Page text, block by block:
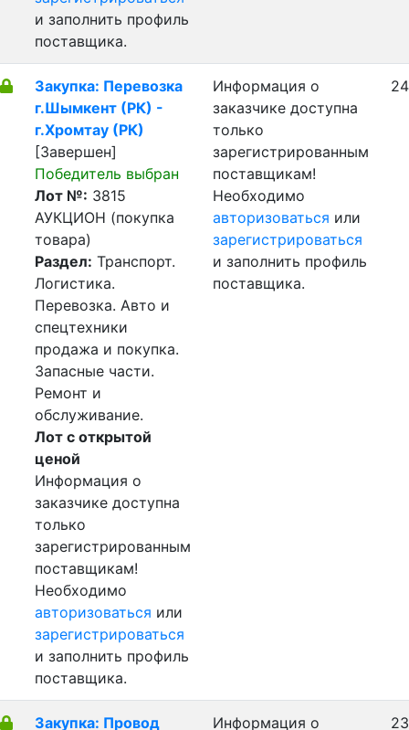
и заполнить профиль
поставщика.
Закупка: Перевозка
г.Шымкент (РК) -
г.Хромтау (РК)
[Завершен]
Победитель выбран
Лот №: 3815
АУКЦИОН (покупка
товара)
Раздел: Транспорт.
Логистика.
Перевозка. Авто и
спецтехники
продажа и покупка.
Запасные части.
Ремонт и
обслуживание.
Лот с открытой
ценой
Информация о
заказчике доступна
только
зарегистрированным
поставщикам!
Необходимо
авторизоваться или
зарегистрироваться
и заполнить профиль
поставщика.
Информация о
заказчике доступна
только
зарегистрированным
поставщикам!
Необходимо
авторизоваться или
зарегистрироваться
и заполнить профиль
поставщика.
Закупка: Провод Информация о